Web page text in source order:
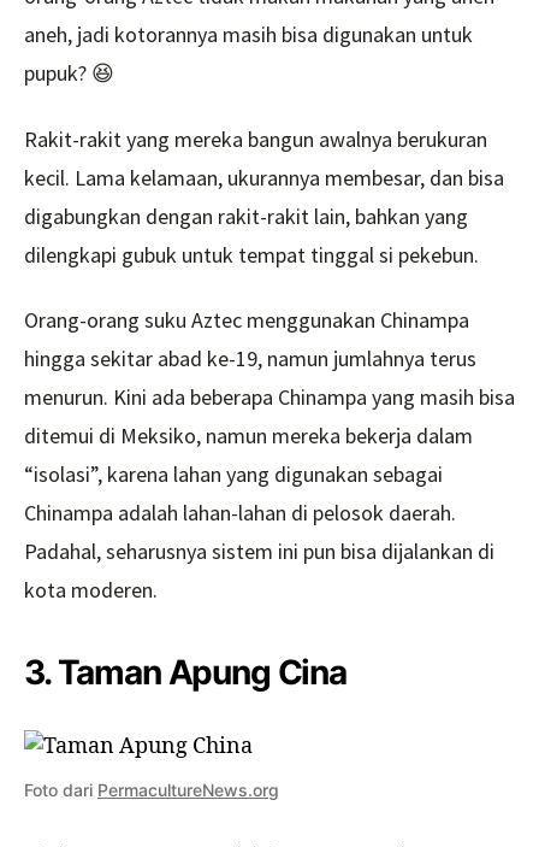
aneh, jadi kotorannya masih bisa digunakan untuk
pupuk? 😆
Rakit-rakit yang mereka bangun awalnya berukuran
kecil. Lama kelamaan, ukurannya membesar, dan bisa
digabungkan dengan rakit-rakit lain, bahkan yang
dilengkapi gubuk untuk tempat tinggal si pekebun.
Orang-orang suku Aztec menggunakan Chinampa
hingga sekitar abad ke-19, namun jumlahnya terus
menurun. Kini ada beberapa Chinampa yang masih bisa
ditemui di Meksiko, namun mereka bekerja dalam
“isolasi”, karena lahan yang digunakan sebagai
Chinampa adalah lahan-lahan di pelosok daerah.
Padahal, seharusnya sistem ini pun bisa dijalankan di
kota moderen.
3. Taman Apung Cina
Foto dari PermacultureNews.org